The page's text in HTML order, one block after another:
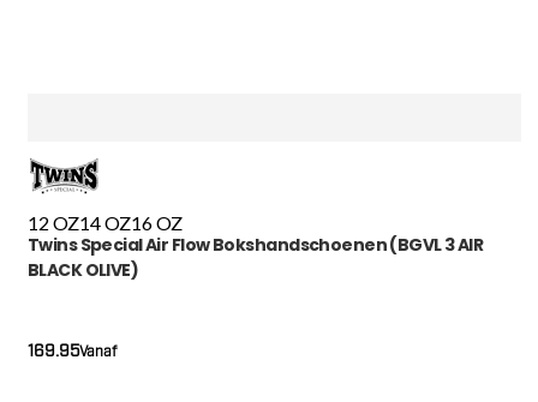
12 OZ14 OZ16 OZ
Twins Special Air Flow Bokshandschoenen (BGVL 3 AIR
BLACK OLIVE)
Vanaf
169.95